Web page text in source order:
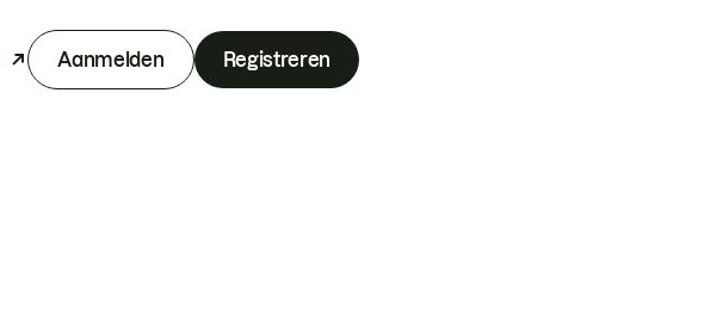
Aanmelden Registreren